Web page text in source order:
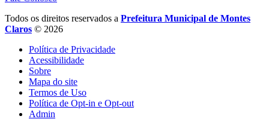
Todos os direitos reservados a Prefeitura Municipal de Montes
Claros © 2026
Política de Privacidade
Acessibilidade
Sobre
Mapa do site
Termos de Uso
Política de Opt-in e Opt-out
Admin